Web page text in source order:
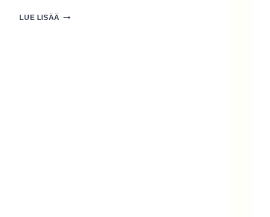
LUE LISÄÄ ESITÄ